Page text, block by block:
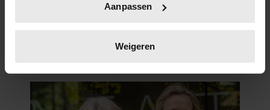
scannen op specifieke eigenschappen (fingerprinting)
verwerkt en stel uw voorkeuren in het
intrekken in de Cookieverklaring.
We gebruiken cookies om content en advertenties te
Aanpassen
Weigeren